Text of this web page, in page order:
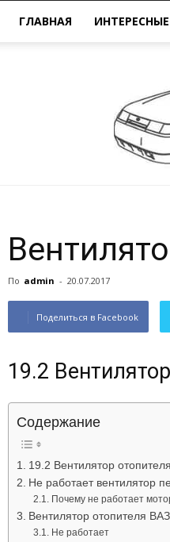
ГЛАВНАЯ
По admin - 20.07.2017
Поделиться в Facebook
19.2
Содержание
19.2 Вентилятор отопителя
Не работает вентилятор
Почему не работает
Вентилятор отопителя
Не работает